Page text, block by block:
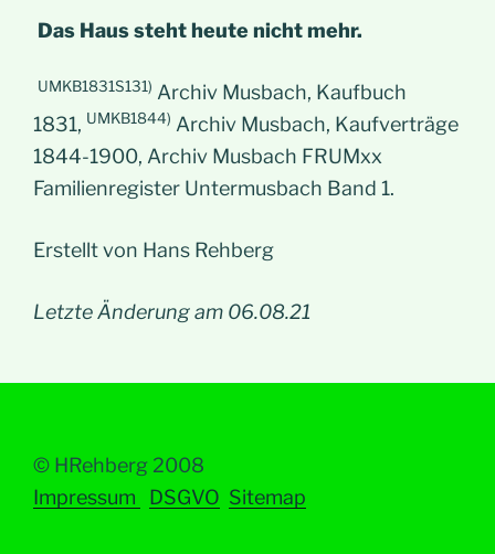
Das Haus steht heute nicht mehr.
UMKB1831S131) Archiv Musbach, Kaufbuch
1831, UMKB1844) Archiv Musbach, Kaufverträge
1844-1900, Archiv Musbach FRUMxx
Familienregister Untermusbach Band 1.
Erstellt von Hans Rehberg
Letzte Änderung am 06.08.21
© HRehberg 2008
Impressum
DSGVO Sitemap